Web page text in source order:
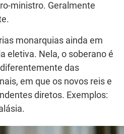
ministro. Geralmente
monarquias ainda em
eletiva. Nela, o soberano é
das
em que os novos reis e
diretos. Exemplos: